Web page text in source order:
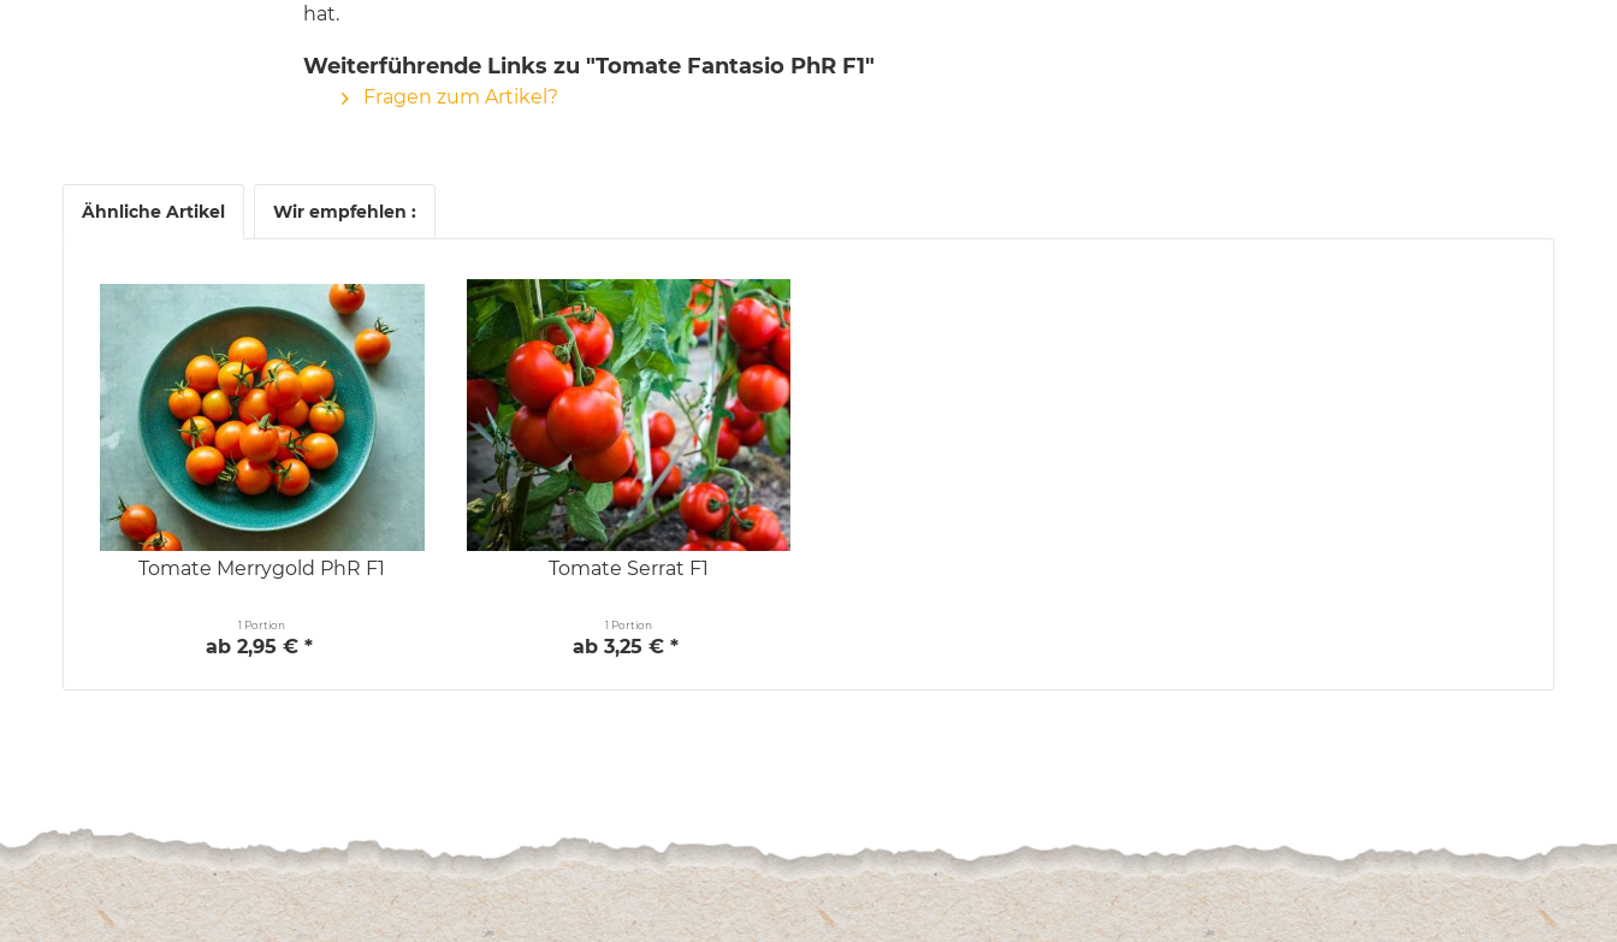
hat.
Weiterführende Links zu "Tomate Fantasio PhR F1"
Fragen zum Artikel?
Ähnliche Artikel Wir empfehlen :
Tomate Merrygold PhR F1
1 Portion
ab 2,95 € *
Tomate Serrat F1
1 Portion
ab 3,25 € *